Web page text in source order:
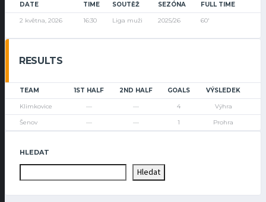
DATE TIME SOUTĚŽ SEZÓNA FULL TIME
2 května, 2026 16:30 Liga muži 2025/26 60'
RESULTS
TEAM 1ST HALF 2ND HALF GOALS VÝSLEDEK
Klimkovice — — 4 Výhra
Šenov — — 1 Prohra
HLEDAT
Hledat